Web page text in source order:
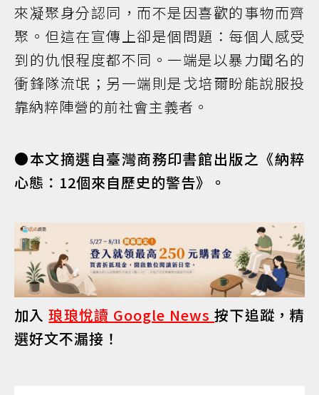
來凝聚身分認同，而不是因喜歡的事物而齊
聚。但這在宣傳上卻是個問題：每個人感受
到的仇恨程度都不同。一端是以暴力聞名的
衝鋒隊流氓；另一端則是戈培爾盼能說服投
靠納粹陣營的前社會主義者。
●本文摘選自臺灣商務印書館出版之《納粹
心態：12個來自歷史的警告》。
加入琅琅悅讀 Google News按下追蹤，精
選好文不漏接！